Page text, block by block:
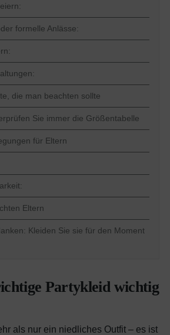
formelle Anlässe:
die man beachten sollte
Sie immer die Größentabelle
für Eltern
Eltern
Kleiden Sie sie für den Moment
Partykleid wichtig
als nur ein niedliches Outfit – es ist